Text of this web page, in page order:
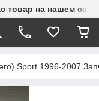
на нашем
Sport 1996-2007